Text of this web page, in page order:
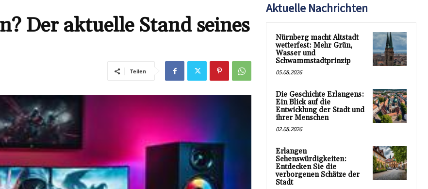
Der aktuelle Stand seines
Teilen
Aktuelle Nachrichten
Nürnberg macht Altstadt
wetterfest: Mehr Grün,
Wasser und
Schwammstadtprinzip
05.08.2026
Die Geschichte Erlangens:
Ein Blick auf die
Entwicklung der Stadt und
ihrer Menschen
02.08.2026
Erlangen
Sehenswürdigkeiten:
Entdecken Sie die
verborgenen Schätze der
Stadt